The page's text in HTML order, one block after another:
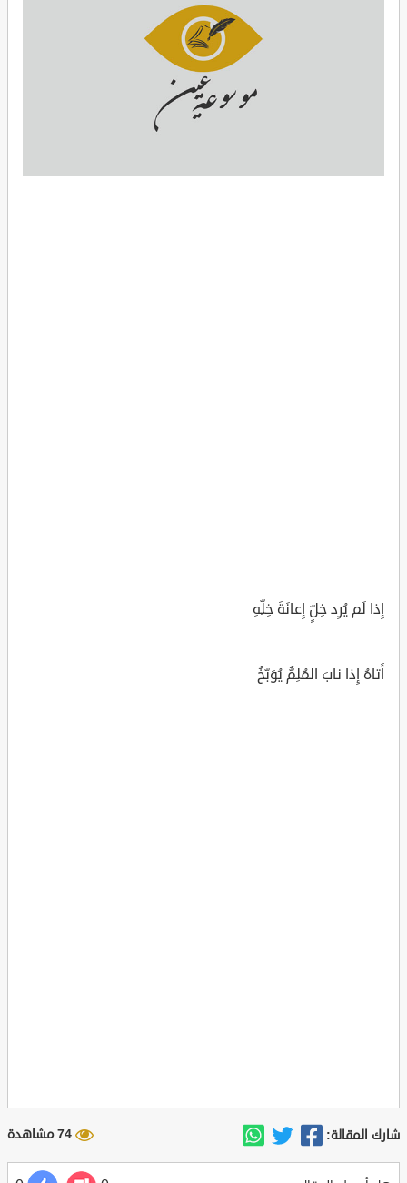
إِذا لَم يُرِد خِلٍّ إِعانَةَ خِلِّهِ
أَتاهُ إِذا نابَ المُلِمُّ يُوَبَّخُ
شارك المقالة: 74 مشاهدة